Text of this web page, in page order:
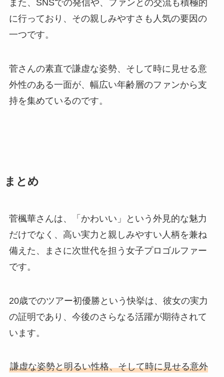
また、SNSでの発信や、ファンとの交流も積極的
に行っており、その親しみやすさも人気の要因の
一つです。
菅さんの素直で謙虚な姿勢、そして時に見せる意
外性のある一面が、幅広い年齢層のファンから支
持を集めているのです。
まとめ
菅楓華さんは、「かわいい」という外見的な魅力
だけでなく、高い実力と親しみやすい人柄を兼ね
備えた、まさに次世代を担う女子プロゴルファー
です。
20歳でのツアー初優勝という快挙は、彼女の実力
の証明であり、今後のさらなる活躍が期待されて
います。
謙虚な姿勢と明るい性格、そして時に見せる意外